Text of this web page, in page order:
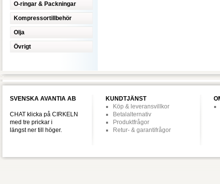
O-ringar & Packningar
Kompressortillbehör
Olja
Övrigt
SVENSKA AVANTIA AB
CHAT klicka på CIRKELN
med tre prickar i
längst ner till höger.
KUNDTJÄNST
Köp & leveransvillkor
Betalalternativ
Produktfrågor
Retur- & garantifrågor